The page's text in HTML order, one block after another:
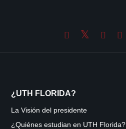
¿UTH FLORIDA?
La Visión del presidente
¿Quiénes estudian en UTH Florida?